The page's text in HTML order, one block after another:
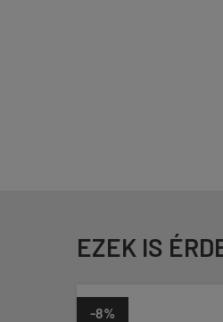
EZEK IS
-8%